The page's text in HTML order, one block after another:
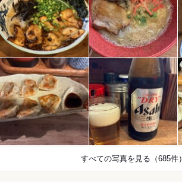
すべての写真を見る（685件）